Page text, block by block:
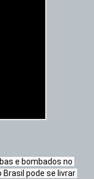
e bombados no
Brasil pode se livrar